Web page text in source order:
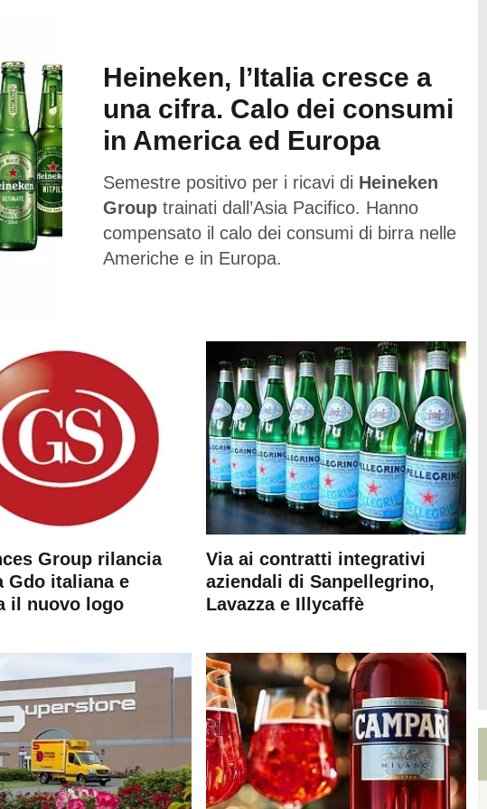
Heineken, l’Italia cresce a
una cifra. Calo dei consumi
in America ed Europa
Semestre positivo per i ricavi di Heineken
Group trainati dall’Asia Pacifico. Hanno
compensato il calo dei consumi di birra nelle
Americhe e in Europa.
Group rilancia
Gdo italiana e
il nuovo logo
Via ai contratti integrativi
aziendali di Sanpellegrino,
Lavazza e Illycaffè